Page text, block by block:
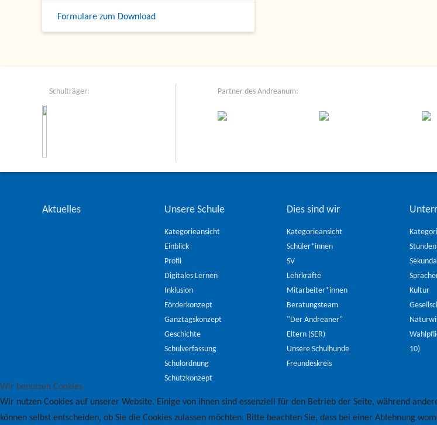
Formulare zum Download
Schulträger: Partner des Andreanum:
Aktuelles Unsere Schule
Kategorieansicht
Einblick
Profil
Digitales Lernen
Inklusion
Förderkonzept
Ganztagskonzept
Geschichte
Schulverfassung
Schulordnung
Schutzkonzept
Dies sind wir
Kategorieansicht
Schüler*innen
SV
Lehrkräfte
Mitarbeiter*innen
Beratungsteam
"Der Andreaner"
Eltern (SER)
Unsere Schulhunde
Freundeskreis
Kultur
10)
Wir benutzen Cookies
Wir nutzen Cookies auf unserer Website. Einige von ihnen sind essenziell für den Betrieb der Seite, während
können selbst entscheiden, ob Sie die Cookies zulassen möchten. Bitte beachten Sie, dass bei einer Ablehnung